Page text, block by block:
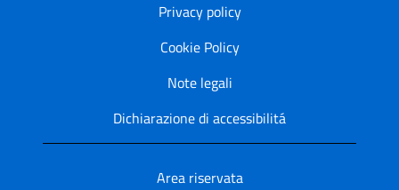
Privacy policy
Cookie Policy
Note legali
Dichiarazione di accessibilitá
Area riservata